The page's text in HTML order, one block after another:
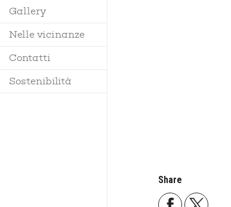
Bungalow
Glamping
Gallery
Nelle vicinanze
Contatti
Dove siamo
Mappa
Regolamento
Sostenibilità
Share